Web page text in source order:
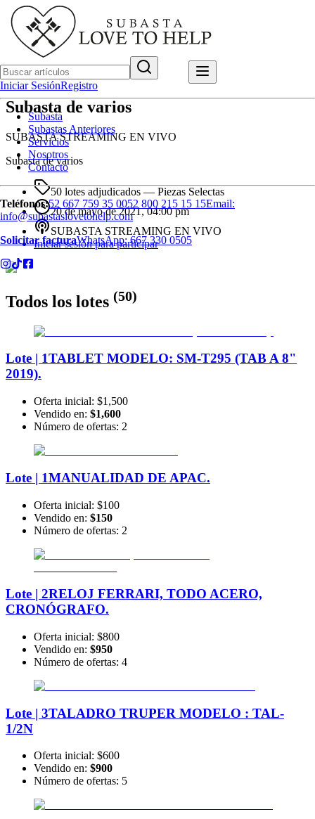
Iniciar SesiónRegistro
Subasta
Subastas Anteriores
Servicios
Nosotros
Contacto
Teléfonos:52 667 759 35 0052 800 215 15 15Email:
info@subastaslovetohelp.com
Solicitar facturaWhatsApp:667 330 0505
Subasta de varios
SUBASTA STREAMING EN VIVO
Subasta de varios
50 lotes adjudicados — Piezas Selectas
20 de mayo de 2021, 04:00 pm
SUBASTA STREAMING EN VIVO
Iniciar sesión para participar
Todos los lotes (50)
Lote | 1TABLET MODELO: SM-T295 (TAB A 8"
2019).
Oferta inicial: $1,500
Vendido en: $1,600
Número de ofertas: 2
Lote | 1MANUALIDAD DE APAC.
Oferta inicial: $100
Vendido en: $150
Número de ofertas: 2
Lote | 2RELOJ FERRARI, TODO ACERO,
CRONÓGRAFO.
Oferta inicial: $800
Vendido en: $950
Número de ofertas: 4
Lote | 3TALADRO TRUPER MODELO : TAL-
1/2N
Oferta inicial: $600
Vendido en: $900
Número de ofertas: 5